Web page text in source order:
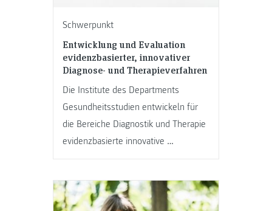
Schwerpunkt
Entwicklung und Evaluation
evidenzbasierter, innovativer
Diagnose- und Therapieverfahren
Die Institute des Departments
Gesundheitsstudien entwickeln für
die Bereiche Diagnostik und Therapie
evidenzbasierte innovative …